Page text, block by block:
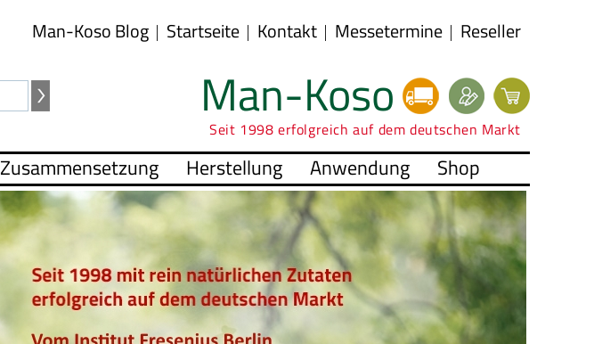
Man-Koso Blog Startseite Kontakt Messetermine Reseller
Man-Koso
Seit 1998 erfolgreich auf dem deutschen Markt
Zusammensetzung Herstellung Anwendung Shop